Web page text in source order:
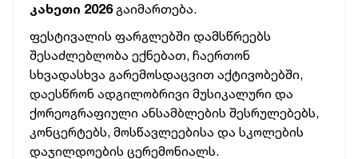
კახეთი 2026გაიმართება.
ფესტივალის ფარგლებში დამსწრეებს
შესაძლებლობა ექნებათ, ჩაერთონ
სხვადასხვა გარემოსდაცვით აქტივობებში,
დაესწრონ ადგილობრივი მუსიკალური და
ქორეოგრაფიული ანსამბლების შესრულებებს,
კონცერტებს, მოსწავლეებისა და სკოლების
დაჯილდოების ცერემონიალს.